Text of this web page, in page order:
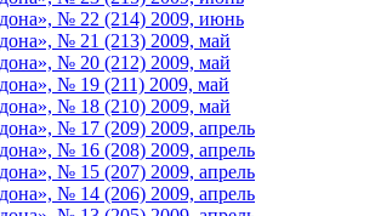
№ 22 (214) 2009, июнь
№ 21 (213) 2009, май
№ 20 (212) 2009, май
№ 19 (211) 2009, май
№ 18 (210) 2009, май
№ 17 (209) 2009, апрель
№ 16 (208) 2009, апрель
№ 15 (207) 2009, апрель
№ 14 (206) 2009, апрель